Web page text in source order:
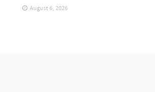
August 6, 2026